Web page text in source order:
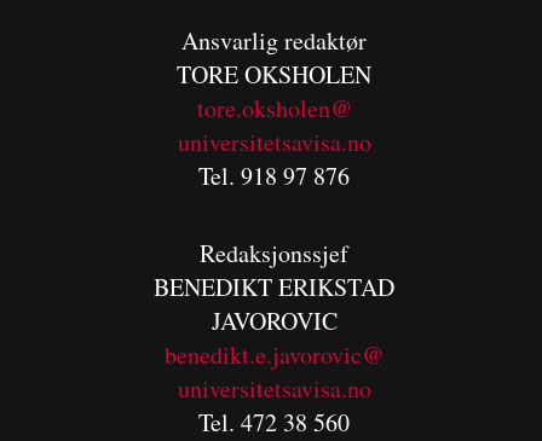
Ansvarlig redaktør
TORE OKSHOLEN
tore.oksholen@
universitetsavisa.no
Tel. 918 97 876
Redaksjonssjef
BENEDIKTERIKSTAD
JAVOROVIC
benedikt.e.javorovic@
universitetsavisa.no
Tel. 472 38 560